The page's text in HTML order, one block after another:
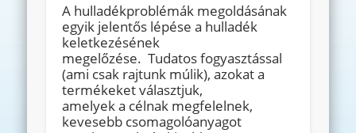
A hulladékproblémák megoldásának
egyik jelentős lépése a hulladék
keletkezésének
megelőzése. Tudatos fogyasztással
(ami csak rajtunk múlik), azokat a
termékeket választjuk,
amelyek a célnak megfelelnek,
kevesebb csomagolóanyagot